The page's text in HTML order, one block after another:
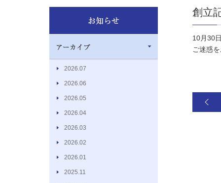
2026.07
2026.06
2026.05
2026.04
2026.03
2026.02
2026.01
2025.11
創立
10月30
ご迷惑